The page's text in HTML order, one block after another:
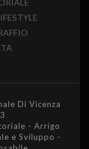
Di Vicenza
- Arrigo
e Sviluppo -